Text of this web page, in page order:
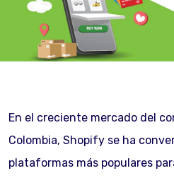
En el creciente mercado del
Colombia, Shopify se ha
plataformas más populares